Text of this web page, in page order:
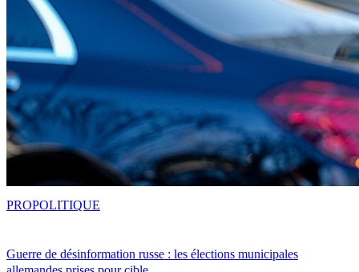
Guerre de désinformation russe : les élections municipales
PROPOLITIQUE